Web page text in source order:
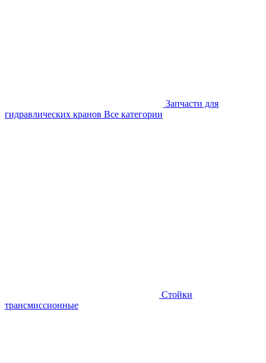
Запчасти для
гидравлических кранов Все категории
Стойки
трансмиссионные